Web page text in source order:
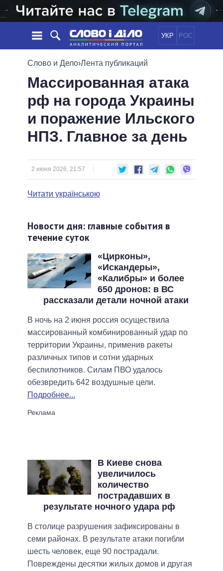
УКР РОС
НОВОСТИ
ЛЕНТА
СОБЫТИЯ
СТАТЬИ
МНЕНИЯ
ОБЗОРЫ
ДАЙДЖЕСТЫ
ПОЛИТИКА
ЭКОНОМИКА
ОБЩЕСТВО
ОБЕЩАНИЯ
ПОЛИТИКИ
ВСЕ ПОЛИТИКИ
ПРЕЗИДЕНТ И ОФИС
ВЕРХОВНАЯ РАДА
КАБИНЕТ МИНИСТРОВ
ПОДДЕРЖАТЬ
СРАВНЕНИЕ ПОЛИТИКОВ
Слово и Дело›Лента публикаций
Массированная атака
рф на города Украины
и поражение Ильского
НПЗ. Главное за день
2 июня 2026, 21:57
Читати українською
Новости дня: главные события в
течение суток
«Цирконы»,
«Искандеры»,
«Калибры» и более
650 дронов: в ВС
рассказали детали ночной атаки
В ночь на 2 июня россия осуществила
массированный комбинированный удар по
территории Украины, применив ракеты
различных типов и сотни ударных
беспилотников. Силам ПВО удалось
обезвредить 642 воздушные цели.
Подробнее...
В Киеве снова
увеличилось
количество
пострадавших в
результате ночного удара рф
В столице разрушения зафиксированы в
семи районах. В результате атаки погибли
шесть человек, еще 90 пострадали.
Повреждены десятки жилых домов и другая